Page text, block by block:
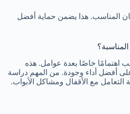
المناسب. هذا يضمن حماية أفضل
اهتمامًا خاصًا بعدة عوامل. هذه
أفضل أداء وجودة. من المهم دراسة
التعامل مع الأقفال ومشاكل الأبواب.